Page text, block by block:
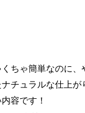
ちゃ簡単なのに
チュラルな仕上
容です！